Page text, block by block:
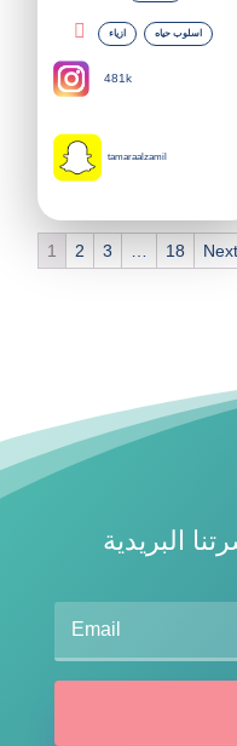
ازياء اسلوب حياه
481k
tamaraalzamil
1 2 3 18
البريدية